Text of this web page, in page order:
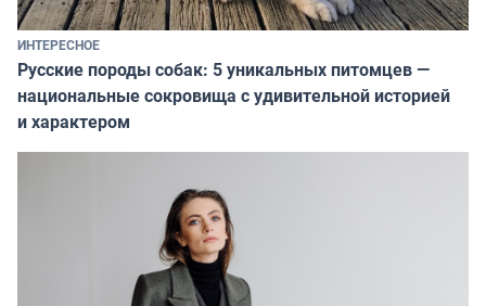
ИНТЕРЕСНОЕ
Русские породы собак: 5 уникальных питомцев —
национальные сокровища с удивительной историей
и характером